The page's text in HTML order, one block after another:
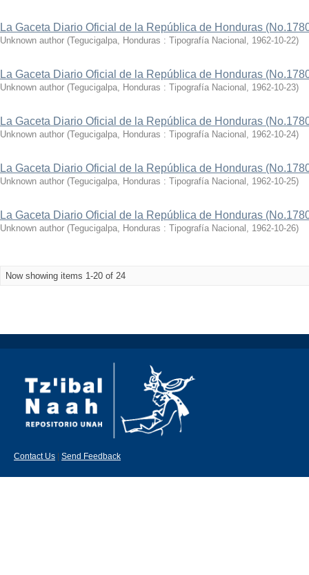
La Gaceta Diario Oficial de la República de Honduras
Unknown author (Tegucigalpa, Honduras : Tipografía Nacional , 1962-10-22)
La Gaceta Diario Oficial de la República de Honduras
Unknown author (Tegucigalpa, Honduras : Tipografía Nacional , 1962-10-23)
La Gaceta Diario Oficial de la República de Honduras
Unknown author (Tegucigalpa, Honduras : Tipografía Nacional , 1962-10-24)
La Gaceta Diario Oficial de la República de Honduras
Unknown author (Tegucigalpa, Honduras : Tipografía Nacional , 1962-10-25)
La Gaceta Diario Oficial de la República de Honduras
Unknown author (Tegucigalpa, Honduras : Tipografía Nacional , 1962-10-26)
Now showing items 1-20 of 24
Contact Us Send Feedback